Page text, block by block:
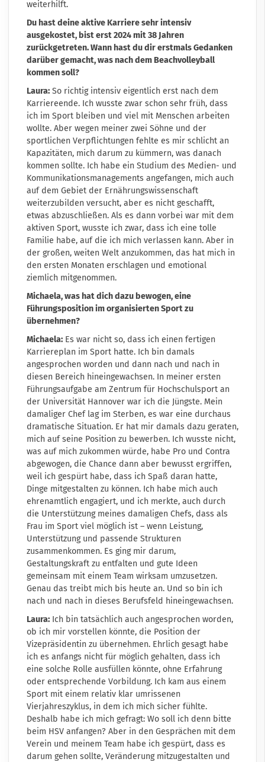
weiterhilft.
Du hast deine aktive Karriere sehr intensiv
ausgekostet, bist erst 2024 mit 38 Jahren
zurückgetreten. Wann hast du dir erstmals Gedanken
darüber gemacht, was nach dem Beachvolleyball
kommen soll?
Laura: So richtig intensiv eigentlich erst nach dem
Karriereende. Ich wusste zwar schon sehr früh, dass
ich im Sport bleiben und viel mit Menschen arbeiten
wollte. Aber wegen meiner zwei Söhne und der
sportlichen Verpflichtungen fehlte es mir schlicht an
Kapazitäten, mich darum zu kümmern, was danach
kommen sollte. Ich habe ein Studium des Medien- und
Kommunikationsmanagements angefangen, mich auch
auf dem Gebiet der Ernährungswissenschaft
weiterzubilden versucht, aber es nicht geschafft,
etwas abzuschließen. Als es dann vorbei war mit dem
aktiven Sport, wusste ich zwar, dass ich eine tolle
Familie habe, auf die ich mich verlassen kann. Aber in
der großen, weiten Welt anzukommen, das hat mich in
den ersten Monaten erschlagen und emotional
ziemlich mitgenommen.
Michaela, was hat dich dazu bewogen, eine
Führungsposition im organisierten Sport zu
übernehmen?
Michaela: Es war nicht so, dass ich einen fertigen
Karriereplan im Sport hatte. Ich bin damals
angesprochen worden und dann nach und nach in
diesen Bereich hineingewachsen. In meiner ersten
Führungsaufgabe am Zentrum für Hochschulsport an
der Universität Hannover war ich die Jüngste. Mein
damaliger Chef lag im Sterben, es war eine durchaus
dramatische Situation. Er hat mir damals dazu geraten,
mich auf seine Position zu bewerben. Ich wusste nicht,
was auf mich zukommen würde, habe Pro und Contra
abgewogen, die Chance dann aber bewusst ergriffen,
weil ich gespürt habe, dass ich Spaß daran hatte,
Dinge mitgestalten zu können. Ich habe mich auch
ehrenamtlich engagiert, und ich merkte, auch durch
die Unterstützung meines damaligen Chefs, dass als
Frau im Sport viel möglich ist – wenn Leistung,
Unterstützung und passende Strukturen
zusammenkommen. Es ging mir darum,
Gestaltungskraft zu entfalten und gute Ideen
gemeinsam mit einem Team wirksam umzusetzen.
Genau das treibt mich bis heute an. Und so bin ich
nach und nach in dieses Berufsfeld hineingewachsen.
Laura: Ich bin tatsächlich auch angesprochen worden,
ob ich mir vorstellen könnte, die Position der
Vizepräsidentin zu übernehmen. Ehrlich gesagt habe
ich es anfangs nicht für möglich gehalten, dass ich
eine solche Rolle ausfüllen könnte, ohne Erfahrung
oder entsprechende Vorbildung. Ich kam aus einem
Sport mit einem relativ klar umrissenen
Vierjahreszyklus, in dem ich mich sicher fühlte.
Deshalb habe ich mich gefragt: Wo soll ich denn bitte
beim HSV anfangen? Aber in den Gesprächen mit dem
Verein und meinem Team habe ich gespürt, dass es
darum gehen sollte, Veränderung mitzugestalten und